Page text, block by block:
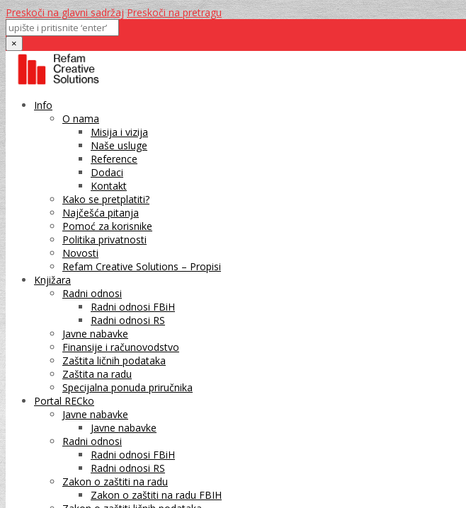
Preskoči na glavni sadržaj Preskoči na pretragu
×
Info
O nama
Misija i vizija
Naše usluge
Reference
Dodaci
Kontakt
Kako se pretplatiti?
Najčešća pitanja
Pomoć za korisnike
Politika privatnosti
Novosti
Refam Creative Solutions – Propisi
Knjižara
Radni odnosi
Radni odnosi FBiH
Radni odnosi RS
Javne nabavke
Finansije i računovodstvo
Zaštita ličnih podataka
Zaštita na radu
Specijalna ponuda priručnika
Portal RECko
Javne nabavke
Javne nabavke
Radni odnosi
Radni odnosi FBiH
Radni odnosi RS
Zakon o zaštiti na radu
Zakon o zaštiti na radu FBIH